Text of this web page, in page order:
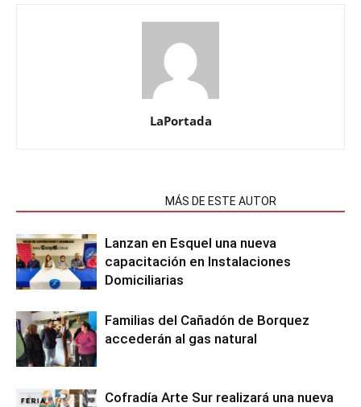
LaPortada
MÁS DE ESTE AUTOR
Lanzan en Esquel una nueva
capacitación en Instalaciones
Domiciliarias
Familias del Cañadón de Borquez
accederán al gas natural
Cofradía Arte Sur realizará una nueva